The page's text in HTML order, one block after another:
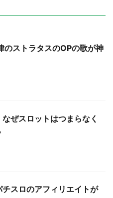
のストラタスのOPの歌が神
なぜスロットはつまらなく
スロのアフィリエイトが